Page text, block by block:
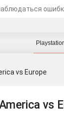
vs Europe
vs